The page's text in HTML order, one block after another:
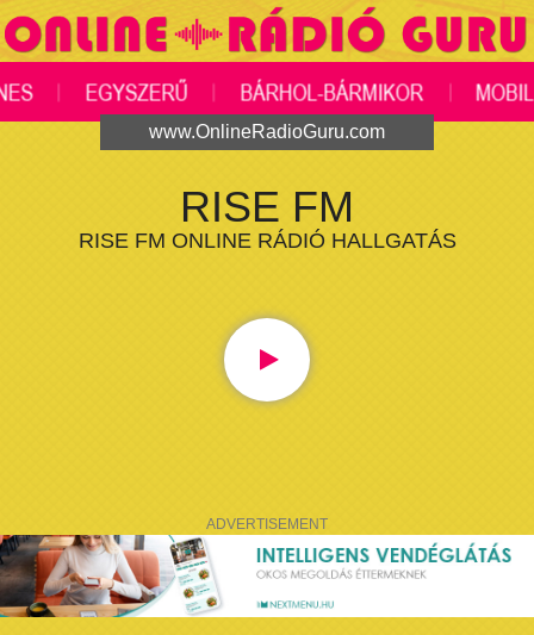
www.OnlineRadioGuru.com
RISE FM
RISE FM ONLINE RÁDIÓ HALLGATÁS
ADVERTISEMENT